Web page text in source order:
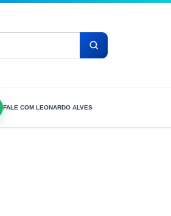
FALE COM LEONARDO ALVES